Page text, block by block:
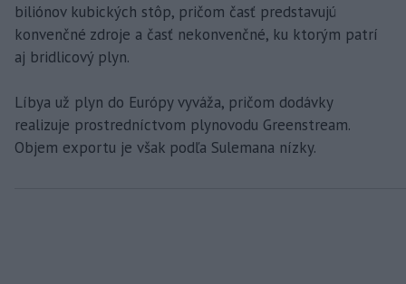
biliónov kubických stôp, pričom časť predstavujú
konvenčné zdroje a časť nekonvenčné, ku ktorým patrí
aj bridlicový plyn.
Líbya už plyn do Európy vyváža, pričom dodávky
realizuje prostredníctvom plynovodu Greenstream.
Objem exportu je však podľa Sulemana nízky.